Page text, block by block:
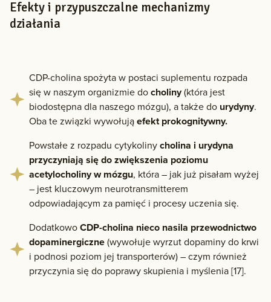
Efekty i przypuszczalne mechanizmy
działania
CDP-cholina spożyta w postaci suplementu rozpada
się w naszym organizmie docholiny(która jest
biodostępna dla naszego mózgu), a także do urydyny.
Oba te związki wywołująefekt prokognitywny.
Powstałe z rozpadu cytykolinycholina i urydyna
przyczyniają się do zwiększenia poziomu
acetylocholiny w mózgu, która – jak już pisałam wyżej
– jest kluczowym neurotransmitterem
odpowiadającym za pamięć i procesy uczenia się.
DodatkowoCDP-cholina nieco nasila przewodnictwo
dopaminergiczne(wywołuje wyrzut dopaminy do krwi
i podnosi poziom jej transporterów) – czym również
przyczynia się do poprawy skupienia i myślenia [17].